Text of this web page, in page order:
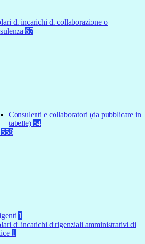
di incarichi di collaborazione o
67
Consulenti e collaboratori (da pubblicare in
tabelle) 54
558
1
di incarichi dirigenziali amministrativi di
1